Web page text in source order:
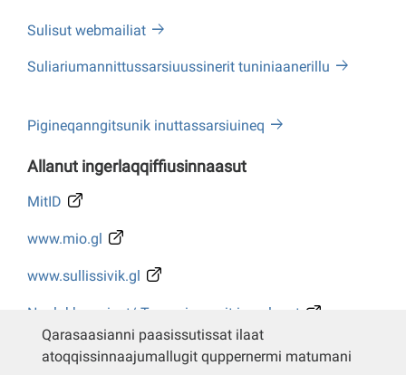
Sulisut webmailiat
Suliariumannittussarsiuussinerit tuniniaanerillu
Pigineqanngitsunik inuttassarsiuineq
Allanut ingerlaqqiffiusinnaasut
MitID
www.mio.gl
www.sullissivik.gl
Naalakkersuisut/ Tusarniaanerit ingerlasut
Whistleblower
Qarasaasianni paasissutissat ilaat
atoqqissinnaajumallugit quppernermi matumani